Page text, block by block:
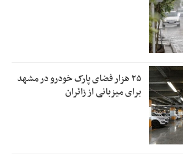
۲۵ هزار فضای پارک خودرو در مشهد
برای میزبانی از زائران